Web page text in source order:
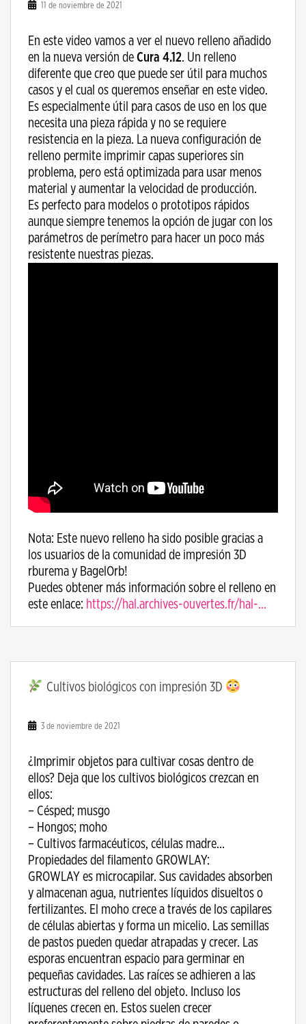
11 de noviembre de 2021
En este video vamos a ver el nuevo relleno añadido
en la nueva versión de Cura 4.12. Un relleno
diferente que creo que puede ser útil para muchos
casos y el cual os queremos enseñar en este video.
Es especialmente útil para casos de uso en los que
necesita una pieza rápida y no se requiere
resistencia en la pieza. La nueva configuración de
relleno permite imprimir capas superiores sin
problema, pero está optimizada para usar menos
material y aumentar la velocidad de producción.
Es perfecto para modelos o prototipos rápidos
aunque siempre tenemos la opción de jugar con los
parámetros de perímetro para hacer un poco más
resistente nuestras piezas.
Nota: Este nuevo relleno ha sido posible gracias a
los usuarios de la comunidad de impresión 3D
rburema y BagelOrb!
Puedes obtener más información sobre el relleno en
este enlace: https://hal.archives-ouvertes.fr/hal-…
Cultivos biológicos con impresión 3D
3 de noviembre de 2021
¿Imprimir objetos para cultivar cosas dentro de
ellos? Deja que los cultivos biológicos crezcan en
ellos:
– Césped; musgo
– Hongos; moho
– Cultivos farmacéuticos, células madre…
Propiedades del filamento GROWLAY:
GROWLAY es microcapilar. Sus cavidades absorben
y almacenan agua, nutrientes líquidos disueltos o
fertilizantes. El moho crece a través de los capilares
de células abiertas y forma un micelio. Las semillas
de pastos pueden quedar atrapadas y crecer. Las
esporas encuentran espacio para germinar en
pequeñas cavidades. Las raíces se adhieren a las
estructuras del relleno del objeto. Incluso los
líquenes crecen en. Estos suelen crecer